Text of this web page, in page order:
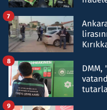
7
DMM,
8
9